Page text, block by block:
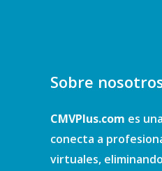
Sobre
CMVPlus.com es
conecta a
virtuales,